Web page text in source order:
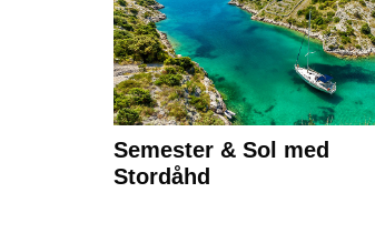
Semester & Sol med
Stordåhd